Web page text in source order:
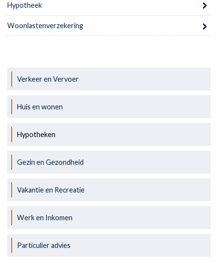
Hypotheek
Woonlastenverzekering
Verkeer en Vervoer
Huis en wonen
Hypotheken
Gezin en Gezondheid
Vakantie en Recreatie
Werk en Inkomen
Particulier advies